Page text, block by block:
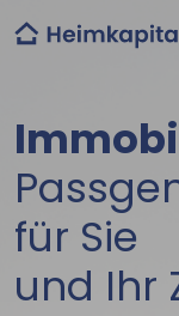
für Sie
und Ihr